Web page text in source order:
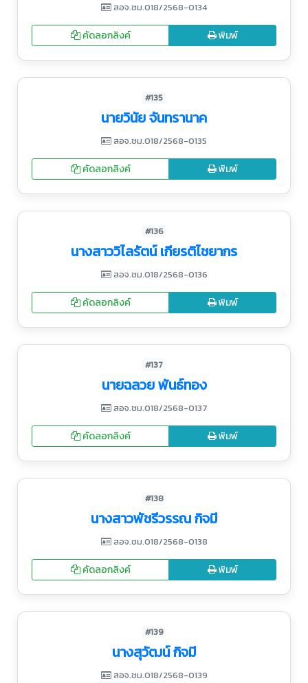
สอจ.ชม.018/2568-0134
คัดลอกลิงค์ พิมพ์
#135
นายวินัย จันทรานาค
สอจ.ชม.018/2568-0135
คัดลอกลิงค์ พิมพ์
#136
นางสาววิไลรัตน์ เกียรติไชยากร
สอจ.ชม.018/2568-0136
คัดลอกลิงค์ พิมพ์
#137
นายฉลวย พันธ์ทอง
สอจ.ชม.018/2568-0137
คัดลอกลิงค์ พิมพ์
#138
นางสาวพัชรีวรรณ กิจมี
สอจ.ชม.018/2568-0138
คัดลอกลิงค์ พิมพ์
#139
นางสุวัฒน์ กิจมี
สอจ.ชม.018/2568-0139